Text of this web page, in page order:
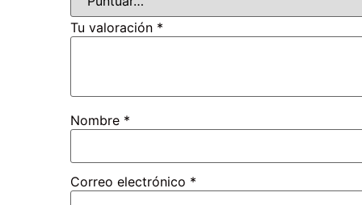
Tu valoración *
Nombre *
Correo electrónico *